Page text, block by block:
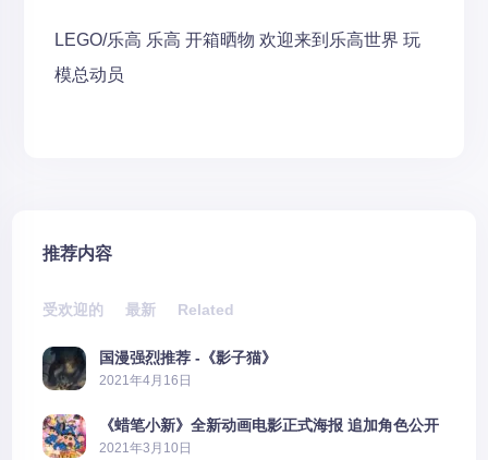
LEGO/乐高 乐高 开箱晒物 欢迎来到乐高世界 玩
模总动员
推荐内容
受欢迎的 最新 Related
国漫强烈推荐 -《影子猫》
2021年4月16日
《蜡笔小新》全新动画电影正式海报 追加角色公开
2021年3月10日